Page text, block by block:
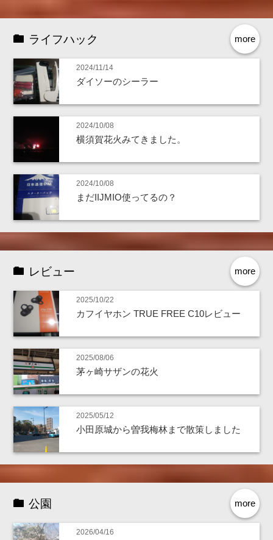
more
ライフハック
2024/11/14
ダイソーのシーラー
2024/10/08
横須賀花火みてきました。
2024/10/08
まだIIJMIO使ってるの？
more
レビュー
2025/10/22
カフイヤホン TRUE FREE C10レビュー
2025/08/06
茅ヶ崎サザンの花火
2025/05/12
小田原城から曽我梅林まで散策しました
more
公園
2026/04/16